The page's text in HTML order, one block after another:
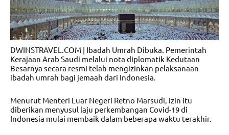
DWINSTRAVEL.COM | Ibadah Umrah Dibuka. Pemerintah
Kerajaan Arab Saudi melalui nota diplomatik Kedutaan
Besarnya secara resmi telah mengizinkan pelaksanaan
ibadah umrah bagi jemaah dari Indonesia.
Menurut Menteri Luar Negeri Retno Marsudi, izin itu
diberikan menyusul laju perkembangan Covid-19 di
Indonesia mulai membaik dalam beberapa waktu terakhir.